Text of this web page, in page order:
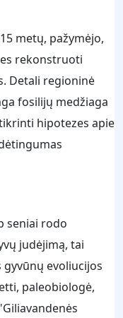
metų, pažymėjo,
rekonstruoti
Detali regioninė
fosilijų medžiaga
hipotezes apie
seniai rodo
judėjimą, tai
evoliucijos
paleobiologė,